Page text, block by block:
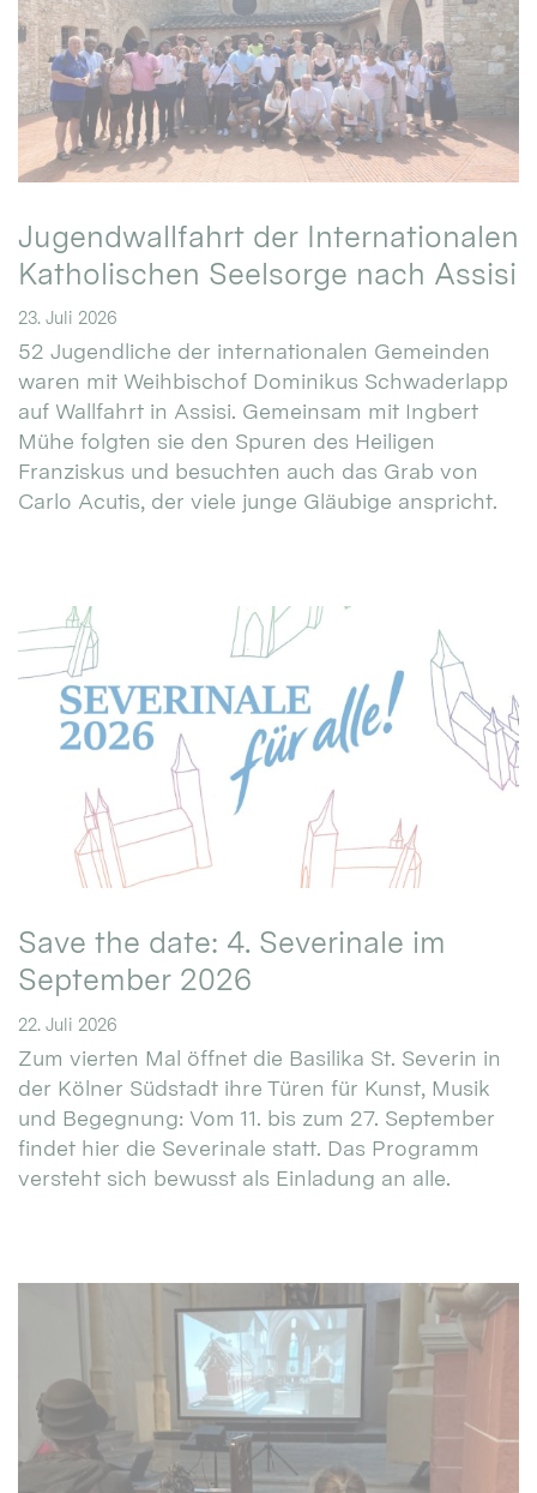
Jugendwallfahrt der Internationalen
Katholischen Seelsorge nach Assisi
23. Juli 2026
52 Jugendliche der internationalen Gemeinden
waren mit Weihbischof Dominikus Schwaderlapp
auf Wallfahrt in Assisi. Gemeinsam mit Ingbert
Mühe folgten sie den Spuren des Heiligen
Franziskus und besuchten auch das Grab von
Carlo Acutis, der viele junge Gläubige anspricht.
Save the date: 4. Severinale im
September 2026
22. Juli 2026
Zum vierten Mal öffnet die Basilika St. Severin in
der Kölner Südstadt ihre Türen für Kunst, Musik
und Begegnung: Vom 11. bis zum 27. September
findet hier die Severinale statt. Das Programm
versteht sich bewusst als Einladung an alle.